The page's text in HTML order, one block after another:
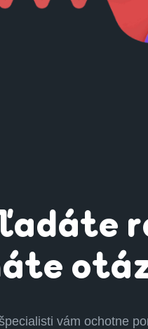
vám ochotne